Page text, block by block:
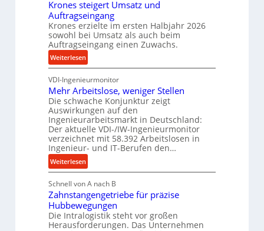
o
z
e
s
s
r
i
e
b
u
n
d
H
y
d
r
a
u
l
i
m
V
e
ä
z
i
s
e
u
n
d
l
a
n
g
l
e
b
i
g
e
K
u
g
Krones steigert Umsatz und
Auftragseingang
Krones erzielte im ersten Halbjahr 2026
sowohl bei Umsatz als auch beim
Auftragseingang einen Zuwachs.
Weiterlesen:
K
r
o
n
e
s
s
t
e
i
g
r
t
U
VDI-Ingenieurmonitor
Mehr Arbeitslose, weniger Stellen
Die schwache Konjunktur zeigt
Auswirkungen auf den
Ingenieurarbeitsmarkt in Deutschland:
Der aktuelle VDI-/IW-Ingenieurmonitor
verzeichnet mit 58.392 Arbeitslosen in
Ingenieur- und IT-Berufen den…
Weiterlesen:
M
e
h
r
A
r
Schnell von A nach B
Zahnstangengetriebe für präzise
Hubbewegungen
Die Intralogistik steht vor großen
Herausforderungen. Das Unternehmen